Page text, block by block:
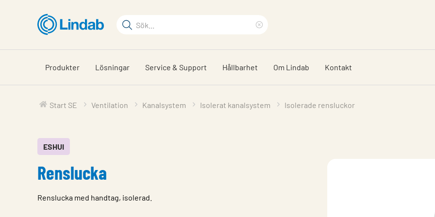
huvudinnehållet
Sökord
på
sajten
sökfras
Produkter Lösningar Service & Support Hållbarhet Om Lindab Kontakt
Start SE Ventilation Kanalsystem Isolerat kanalsystem Isolerade rensluckor
ESHUI
Renslucka
Renslucka med handtag, isolerad.